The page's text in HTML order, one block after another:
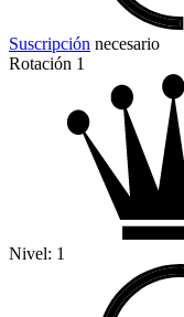
Suscripción necesario
Rotación 1
Nivel: 1